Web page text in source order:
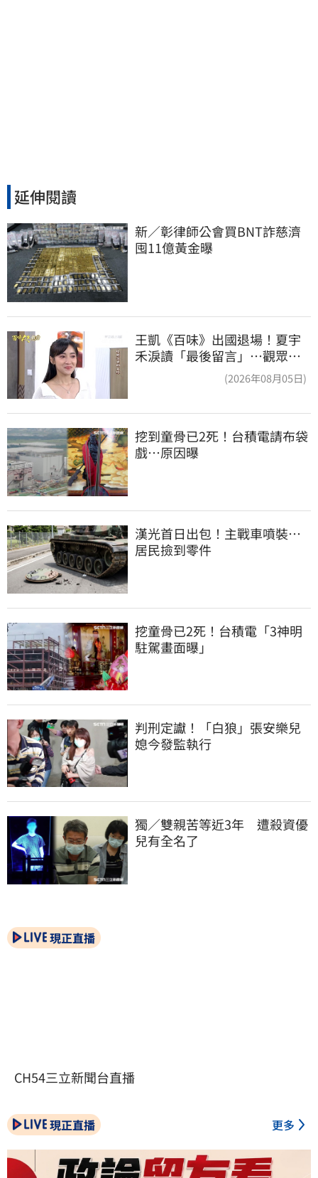
延伸閱讀
新／彰律師公會買BNT詐慈濟
囤11億黃金曝
王凱《百味》出國退場！夏宇
禾淚讀「最後留言」…觀眾全
(2026年08月05日)
挖到童骨已2死！台積電請布袋
戲…原因曝
漢光首日出包！主戰車噴裝…
居民撿到零件
挖童骨已2死！台積電「3神明
駐駕畫面曝」
判刑定讞！「白狼」張安樂兒
媳今發監執行
獨／雙親苦等近3年　遭殺資優
兒有全名了
現正直播
CH54三立新聞台直播
現正直播 更多